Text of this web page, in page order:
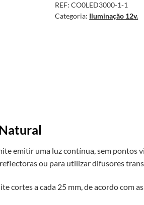
REF:CO0LED3000-1-1
Categoria: Iluminação 12v.
emitir uma luz contínua, sem pontos
ou para utilizar difusores
cortes a cada 25 mm, de acordo com